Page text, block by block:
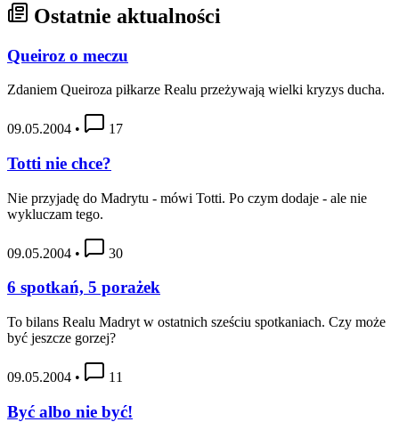
Ostatnie aktualności
Queiroz o meczu
Zdaniem Queiroza piłkarze Realu przeżywają wielki kryzys ducha.
09.05.2004 • 17
Totti nie chce?
Nie przyjadę do Madrytu - mówi Totti. Po czym dodaje - ale nie
wykluczam tego.
09.05.2004 • 30
6 spotkań, 5 porażek
To bilans Realu Madryt w ostatnich sześciu spotkaniach. Czy może
być jeszcze gorzej?
09.05.2004 • 11
Być albo nie być!